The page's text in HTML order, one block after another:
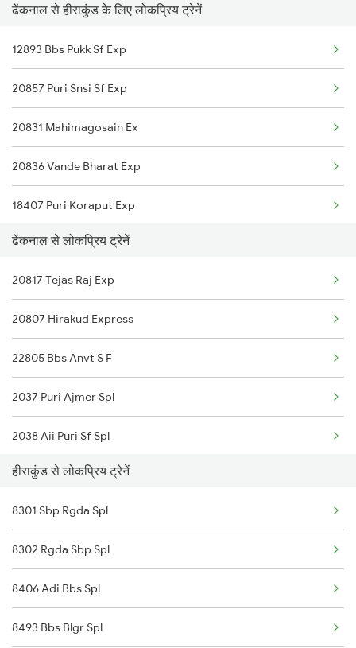
Hirakud to Kharagpur Trains
Hirakud to Jhargram Trains
Hirakud to Khariar Road Trains
Hirakud to Khurdha Trains
Hirakud to Angul Trains
Hirakud to Bhubaneswar Trains
Hirakud to Balangir Trains
ढेंकनाल से हीराकुंड के लिए लोकप्रिय ट्रेनें
12893 Bbs Pukk Sf Exp
20857 Puri Snsi Sf Exp
20831 Mahimagosain Ex
20836 Vande Bharat Exp
18407 Puri Koraput Exp
22805 Bbs Anvt S F
22840 Intercity Sf Ex
18304 Puri Sbp Int Exp
18403 Bbs Dhn Express
18425 Puri Durg Exp
18452 Tapaswini Exp
18118 Rajyarani Exp
ढेंकनाल से लोकप्रिय ट्रेनें
20817 Tejas Raj Exp
20807 Hirakud Express
22805 Bbs Anvt S F
2037 Puri Ajmer Spl
2038 Aii Puri Sf Spl
2093 Puri Ju Spl
2094 Ju Puri Sf Spl
2145 Ltt Puri Sf Spl
2146 Puri Ltt Sup Spl
2813 Bbs Anvt Spl
हीराकुंड से लोकप्रिय ट्रेनें
8301 Sbp Rgda Spl
8302 Rgda Sbp Spl
8406 Adi Bbs Spl
8493 Bbs Blgr Spl